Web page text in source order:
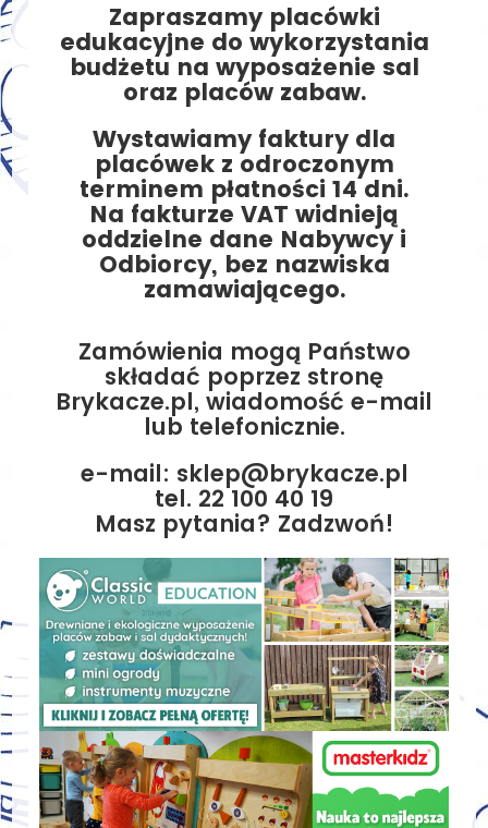
Zapraszamy placówki
edukacyjne do wykorzystania
budżetu na wyposażenie sal
oraz placów zabaw.
Wystawiamy faktury dla
placówek z odroczonym
terminem płatności 14 dni.
Na fakturze VAT widnieją
oddzielne dane Nabywcy i
Odbiorcy, bez nazwiska
zamawiającego.
Zamówienia mogą Państwo
składać poprzez stronę
Brykacze.pl, wiadomość e-mail
lub telefonicznie.
e-mail: sklep@brykacze.pl
tel. 22 100 40 19
Masz pytania? Zadzwoń!